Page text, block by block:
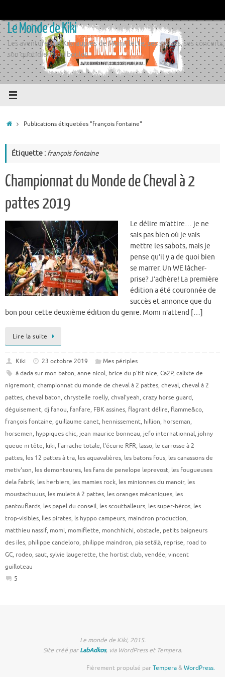
contenu
Le Monde de Kiki
Les aventures de Kiki auprès de Momiflette, ses sorties, ses concerts,
son quotidien, son boulot
AccueilPublications étiquetées "françois fontaine"
Étiquette : françois fontaine
Championnat du Monde de Cheval à 2
pattes 2019
Le délire m’attire… je ne
sais pas bien où je vais
mettre les sabots, mais je
pense qu’il y a de quoi bien
se marrer. Un WE lâcher-
prise? J’adhère! La première
édition a été couronnée de
succès et annonce que du
bon pour cette deuxième édition du genre. Momi n’attend […]
Lire la suite
Kiki 23 octobre 2019
Mes périples
à dada sur mon baton, anne nicol, brice du p'tit nice, Ca2P, calixte de
nigremont, championnat du monde de cheval à 2 pattes, cheval, cheval à 2
pattes, cheval baton, chrystelle roelly, chval'yeah, crazy horse guard,
déguisement, dj fanou, fanfare, FBK assines, flagrant délire, flamme&co,
françois fontaine, guillaume canet, hennissement, hillion, horseman,
horsemen, hyppiques chic, jean maurice bonneau, jefo internationnal, johny
queue ni tête, kiki, l'arrache totale, l'écurie RFR, lasso, le carrosse à 2
pattes, les 12 pattes à tra, les aquavalières, les batons fous, les canassons de
metiv'son, les demonteures, les fans de penelope leprevost, les fougueuses
dela fabrik, les herbiers, les mamies rock, les minionnes du manoir, les
moustachuuus, les mulets à 2 pattes, les oranges mécaniques, les
pantouflards, les papel du conseil, les scoutballeurs, les super-héros, les
trop-visibles, lles pirates, ls hyppo campeurs, maindron production,
matthieu nassif, momi, momiflette, monchhichi, obstacle, petits baigneurs
des iles, philippe candeloro, philippe maindron, pia setälä, reprise, road to
GC, rodeo, saut, sylvie laugerette, the hortist club, vendée, vincent
guilloteau
5
Le monde de Kiki, 2015.
Site créé parLabAdkos, via WordPress et Tempera.
Fièrement propulsé parTempera&WordPress.